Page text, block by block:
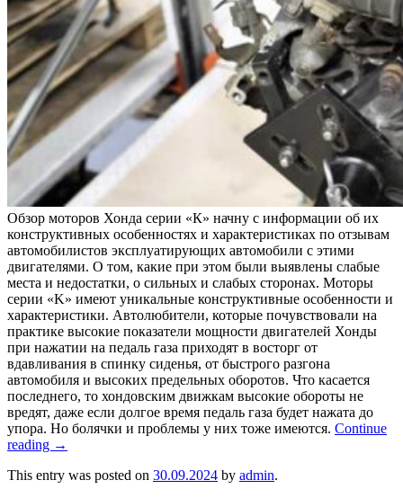
Обзор моторов Хонда серии «К» начну с информации об их
конструктивных особенностях и характеристиках по отзывам
автомобилистов эксплуатирующих автомобили с этими
двигателями. О том, какие при этом были выявлены слабые
места и недостатки, о сильных и слабых сторонах. Моторы
серии «K» имеют уникальные конструктивные особенности и
характеристики. Автолюбители, которые почувствовали на
практике высокие показатели мощности двигателей Хонды
при нажатии на педаль газа приходят в восторг от
вдавливания в спинку сиденья, от быстрого разгона
автомобиля и высоких предельных оборотов. Что касается
последнего, то хондовским движкам высокие обороты не
вредят, даже если долгое время педаль газа будет нажата до
упора. Но болячки и проблемы у них тоже имеются. Continue
reading →
This entry was posted on 30.09.2024 by admin.